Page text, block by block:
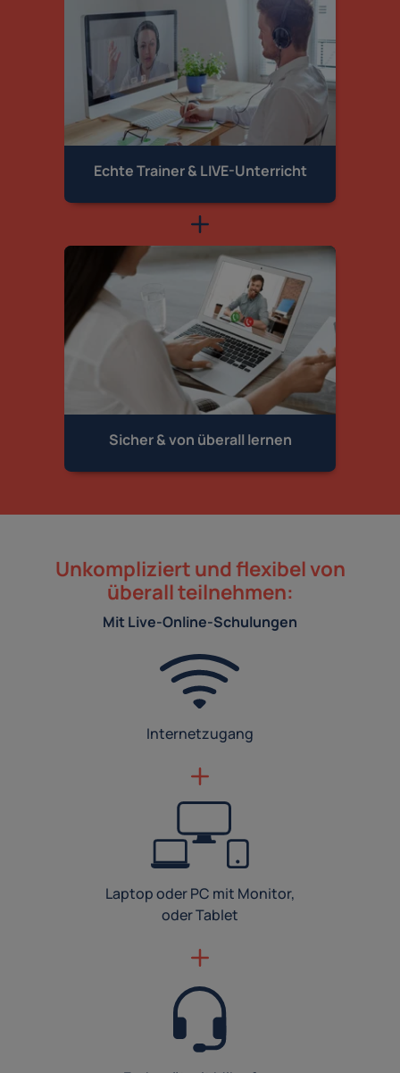
Echte Trainer & LIVE-Unterricht
Sicher & von überall lernen
Unkompliziert und flexibel von
überall teilnehmen:
Mit Live-Online-Schulungen
Internetzugang
Laptop oder PC mit Monitor,
oder Tablet